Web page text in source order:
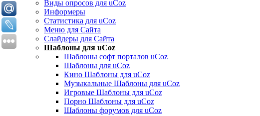
Виды опросов для uCoz
Информеры
Статистика для uCoz
Меню для Сайта
Слайдеры для Сайта
Шаблоны для uCoz
Шаблоны софт порталов uCoz
Шаблоны для uCoz
Кино Шаблоны для uCoz
Музыкальные Шаблоны для uCoz
Игровые Шаблоны для uCoz
Порно Шаблоны для uCoz
Шаблоны форумов для uCoz